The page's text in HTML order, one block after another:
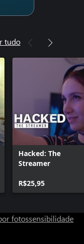
tudo
Hacked: The
Streamer
R$25,95
fotossensibilidade